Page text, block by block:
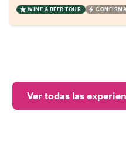
WINE & BEER TOUR
Ver todas las